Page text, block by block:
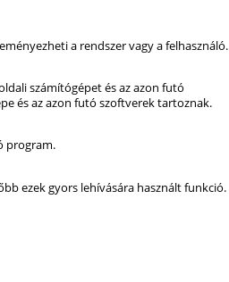
a rendszer vagy a felhasználó.
számítógépet és az azon futó
és az azon futó szoftverek tartoznak.
program.
ezek gyors lehívására használt funkció.